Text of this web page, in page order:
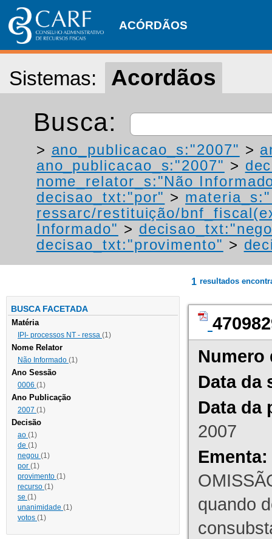
ACÓRDÃOS
Sistemas: Acordãos
Busca:
> ano_publicacao_s:"2007" >
ano_publicacao_s:"2007" >
nome_relator_s:"Não
decisao_txt:"por" >
ressarc/restituição/
Informado" >
decisao_txt:"provimento" >
BUSCA FACETADA
Matéria
IPI- processos NT - ressa (1)
Nome Relator
Não Informado (1)
Ano Sessão
0006 (1)
Ano Publicação
2007 (1)
Decisão
ao (1)
de (1)
negou (1)
por (1)
provimento (1)
recurso (1)
se (1)
unanimidade (1)
votos (1)
1 resultados
Numero
Data da
Data da
2007
Ementa:
quando